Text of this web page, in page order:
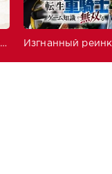
Путешествие к бессмертию